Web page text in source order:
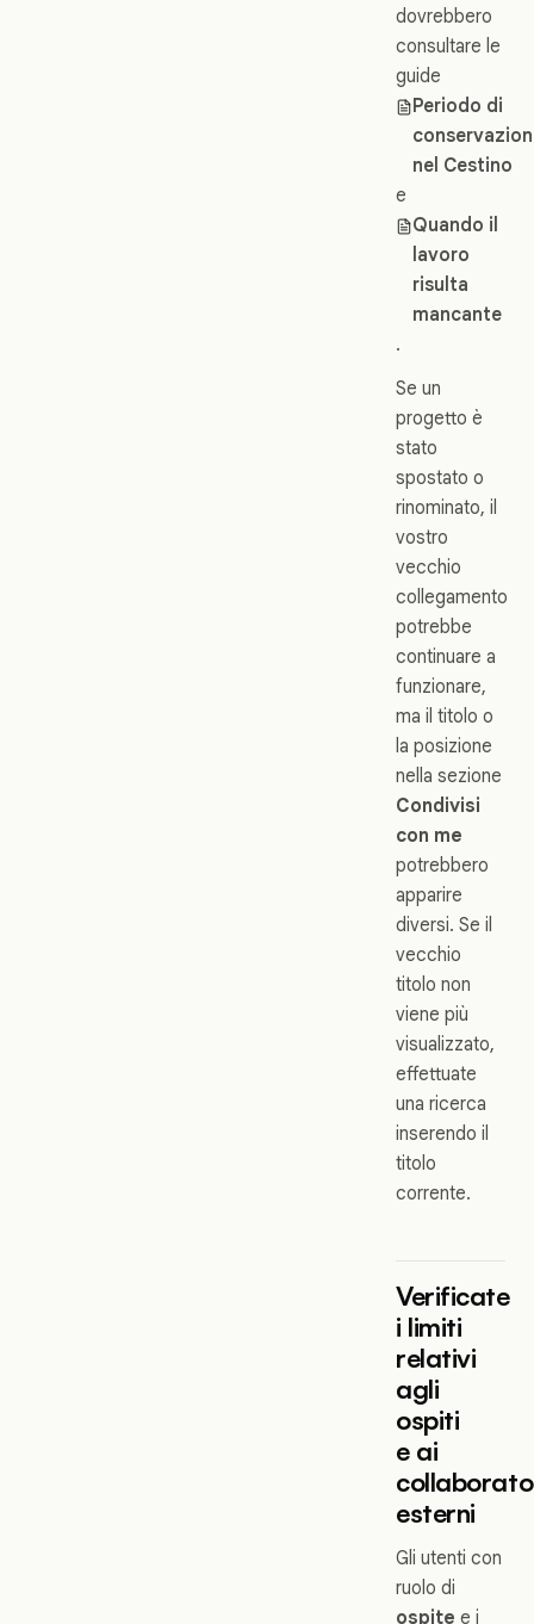
dovrebbero
consultare le
guide
Periodo di
nel Cestino
e
Quando il
lavoro
risulta
mancante
.
Se un
progetto è
stato
spostato o
rinominato, il
vostro
vecchio
collegamento
potrebbe
continuare a
funzionare,
ma il titolo o
la posizione
nella sezione
Condivisi
con me
potrebbero
apparire
diversi. Se il
vecchio
titolo non
viene più
visualizzato,
effettuate
una ricerca
inserendo il
titolo
corrente.
Verificate
i limiti
relativi
agli
ospiti
e ai
esterni
Gli utenti con
ruolo di
ospite e i